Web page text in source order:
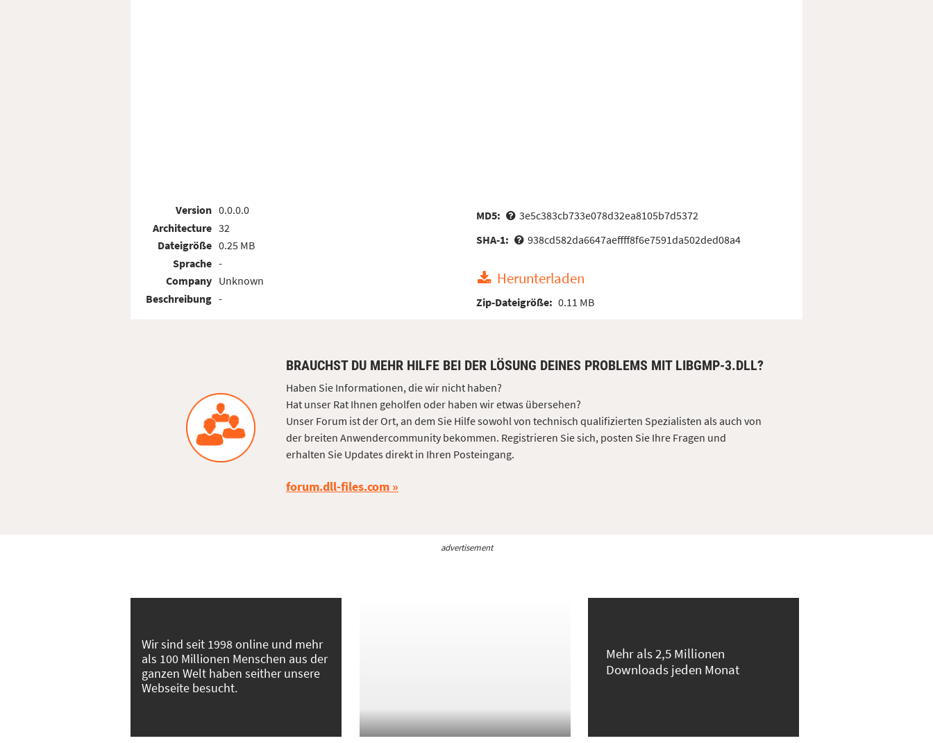
Version
Architecture
Dateigröße
Sprache
Company
Beschreibung
0.0.0.0
32
0.25 MB
-
Unknown
-
MD5:
3e5c383cb733e078d32ea8105b7d5372
SHA-1:
938cd582da6647aeffff8f6e7591da502ded08a4
Herunterladen
Zip-Dateigröße: 0.11 MB
BRAUCHST DU MEHR HILFE BEI DER LÖSUNG DEINES PROBLEMS MIT LIBGMP-3.DLL?
Haben Sie Informationen, die wir nicht haben?
Hat unser Rat Ihnen geholfen oder haben wir etwas übersehen?
Unser Forum ist der Ort, an dem Sie Hilfe sowohl von technisch qualifizierten Spezialisten als auch von
der breiten Anwendercommunity bekommen. Registrieren Sie sich, posten Sie Ihre Fragen und
erhalten Sie Updates direkt in Ihren Posteingang.
forum.dll-files.com
advertisement
Wir sind seit 1998 online und mehr
als 100 Millionen Menschen aus der
ganzen Welt haben seither unsere
Webseite besucht.
Mehr als 2,5 Millionen
Downloads jeden Monat